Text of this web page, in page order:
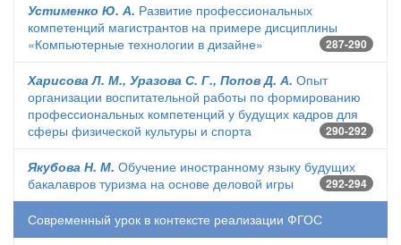
Устименко Ю. А. Развитие профессиональных
компетенций магистрантов на примере дисциплины
«Компьютерные технологии в дизайне»
287-290
Харисова Л. М., Уразова С. Г., Попов Д. А. Опыт
организации воспитательной работы по формированию
профессиональных компетенций у будущих кадров для
сферы физической культуры и спорта
290-292
Якубова Н. М. Обучение иностранному языку будущих
бакалавров туризма на основе деловой игры
292-294
Современный урок в контексте реализации ФГОС